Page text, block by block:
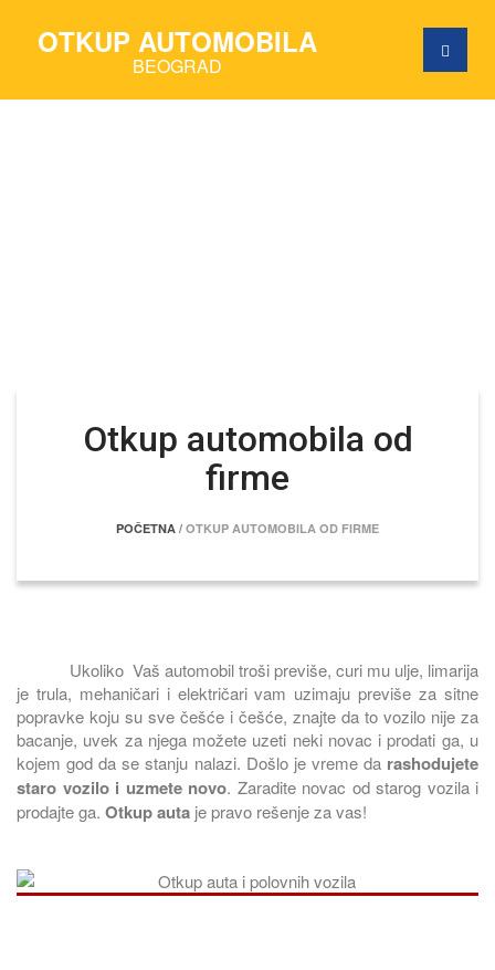
OTKUP AUTOMOBILA
BEOGRAD
Otkup automobila od
firme
POČETNA / OTKUP AUTOMOBILA OD FIRME
Ukoliko Vaš automobil troši previše, curi mu ulje, limarija
je trula, mehaničari i električari vam uzimaju previše za sitne
popravke koju su sve češće i češće, znajte da to vozilo nije za
bacanje, uvek za njega možete uzeti neki novac i prodati ga, u
kojem god da se stanju nalazi. Došlo je vreme da rashodujete
staro vozilo i uzmete novo. Zaradite novac od starog vozila i
prodajte ga. Otkup auta je pravo rešenje za vas!